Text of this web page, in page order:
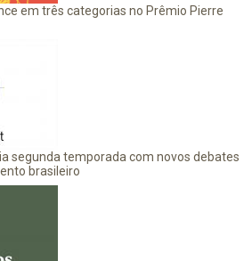
em três categorias no Prêmio Pierre
segunda temporada com novos debates
brasileiro